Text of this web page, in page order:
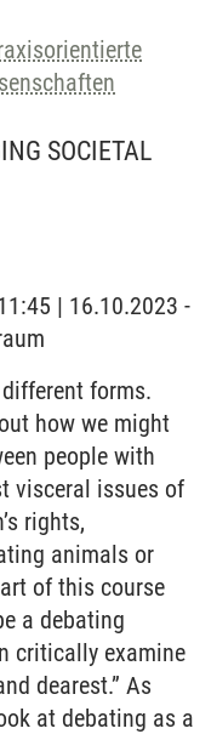
SOCIETAL
| 16.10.2023 -
forms.
how we might
people with
visceral issues of
rights,
animals or
of this course
a debating
critically examine
dearest.” As
at debating as a